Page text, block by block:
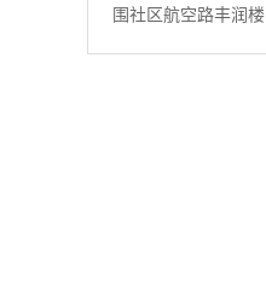
围社区航空路丰润楼